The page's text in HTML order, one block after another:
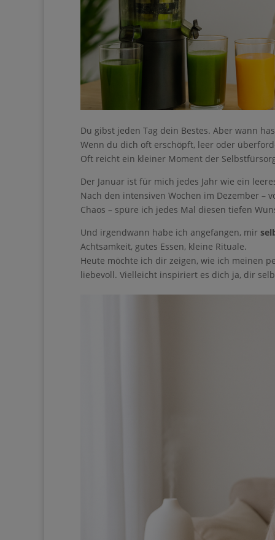
Du gibst jeden Tag dein Bestes. Aber wann
Wenn du dich oft erschöpft, leer oder
Oft reicht ein kleiner Moment der
Der Januar ist für mich jedes Jahr wie ein
Nach den intensiven Wochen im Dezember –
Chaos – spüre ich jedes Mal diesen tiefen
Und irgendwann habe ich angefangen, mir
Achtsamkeit, gutes Essen, kleine Rituale.
Heute möchte ich dir zeigen, wie ich meinen
liebevoll. Vielleicht inspiriert es dich ja, dir
Ihre Anmeldung
erneut.